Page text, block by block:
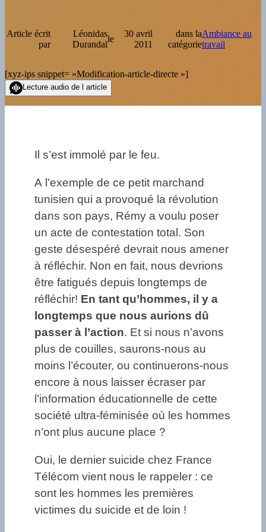
Article écrit
par
Léonidas
Durandal
le
30 avril
2011
dans la
catégorie
Ambiance au
travail
[xyz-ips snippet= »Modification-article-directe »]
Lecture audio de l article
Il s’est immolé par le feu.
A l’exemple de ce petit marchand
tunisien qui a provoqué la révolution
dans son pays, Rémy a voulu poser
un acte de contestation total. Son
geste désespéré devrait nous amener
à réfléchir. Non en fait, nous devrions
être fatigués depuis longtemps de
réfléchir! En tant qu’hommes, il y a
longtemps que nous aurions dû
passer à l’action. Et si nous n’avons
plus de couilles, saurons-nous au
moins l’écouter, ou continuerons-nous
encore à nous laisser écraser par
l’information éducationnelle de cette
société ultra-féminisée où les hommes
n’ont plus aucune place ?
Oui, le dernier suicide chez France
Télécom vient nous le rappeler : ce
sont les hommes les premières
victimes du suicide et de loin !